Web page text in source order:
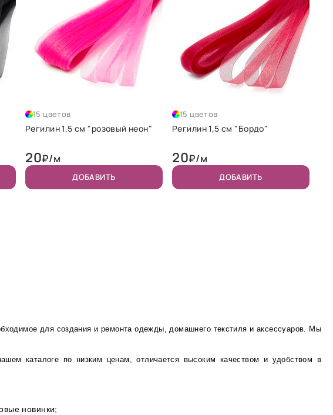
15 цветов
Регилин 1,5 см "розовый неон"
20₽/м
ДОБАВИТЬ
15 цветов
Регилин 1,5 см "Бордо"
20₽/м
ДОБАВИТЬ
для создания и ремонта одежды, домашнего текстиля и аксессуаров. Мы
каталоге по низким ценам, отличается высоким качеством и удобством в
новинки;